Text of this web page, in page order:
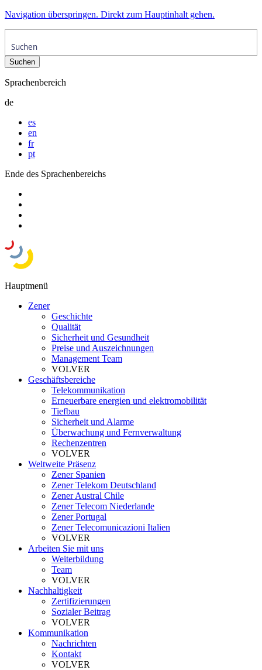
Navigation überspringen. Direkt zum Hauptinhalt gehen.
Sprachenbereich
de
es
en
fr
pt
Ende des Sprachenbereichs
Hauptmenü
Zener
Geschichte
Qualität
Sicherheit und Gesundheit
Preise und Auszeichnungen
Management Team
VOLVER
Geschäftsbereiche
Telekommunikation
Erneuerbare energien und elektromobilität
Tiefbau
Sicherheit und Alarme
Überwachung und Fernverwaltung
Rechenzentren
VOLVER
Weltweite Präsenz
Zener Spanien
Zener Telekom Deutschland
Zener Austral Chile
Zener Telecom Niederlande
Zener Portugal
Zener Telecomunicazioni Italien
VOLVER
Arbeiten Sie mit uns
Weiterbildung
Team
VOLVER
Nachhaltigkeit
Zertifizierungen
Sozialer Beitrag
VOLVER
Kommunikation
Nachrichten
Kontakt
VOLVER